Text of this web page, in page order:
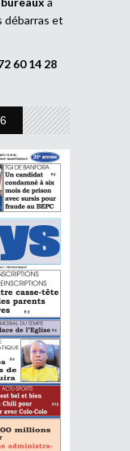
débarras et
60 14 28